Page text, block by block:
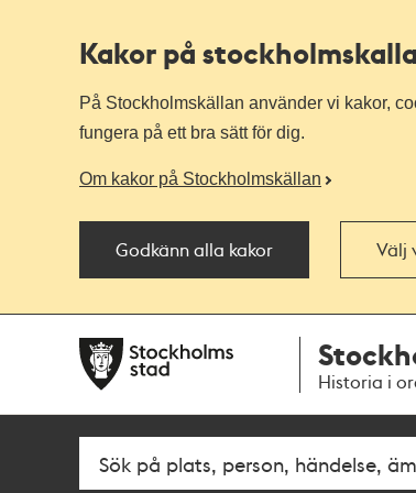
Kakor på
På Stockholmskällan använder vi kakor,
fungera på ett bra sätt för dig.
Om kakor på Stockholmskällan
Godkänn alla kakor Välj
navigationen
huvudinnehållet
Historia i
Fritextsök